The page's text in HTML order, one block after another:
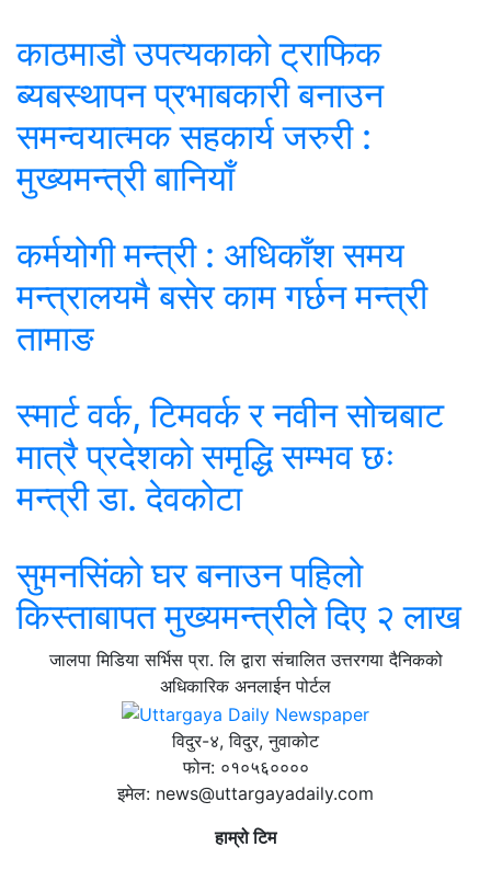
काठमाडौ उपत्यकाको ट्राफिक
ब्यबस्थापन प्रभाबकारी बनाउन
समन्वयात्मक सहकार्य जरुरी :
मुख्यमन्त्री बानियाँ
कर्मयोगी मन्त्री : अधिकाँश समय
मन्त्रालयमै बसेर काम गर्छन मन्त्री
तामाङ
स्मार्ट वर्क, टिमवर्क र नवीन सोचबाट
मात्रै प्रदेशको समृद्धि सम्भव छः
मन्त्री डा. देवकोटा
सुमनसिंको घर बनाउन पहिलो
किस्ताबापत मुख्यमन्त्रीले दिए २ लाख
जालपा मिडिया सर्भिस प्रा. लि द्वारा संचालित उत्तरगया दैनिकको
अधिकारिक अनलाईन पोर्टल
विदुर-४, विदुर, नुवाकोट
फोन: ०१०५६००००
इमेल: news@uttargayadaily.com
हाम्रो टिम